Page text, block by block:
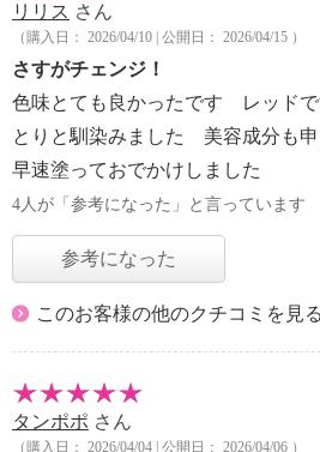
リリス さん
（購入日： 2026/04/10 | 公開日： 2026/04/15 ）
さすがチェンジ！
色味とても良かったです レッドで
とりと馴染みました 美容成分も申
早速塗っておでかけしました
4人が「参考になった」と言っています
参考になった
このお客様の他のクチコミを見る
タンポポ さん
（購入日： 2026/04/04 | 公開日： 2026/04/06 ）